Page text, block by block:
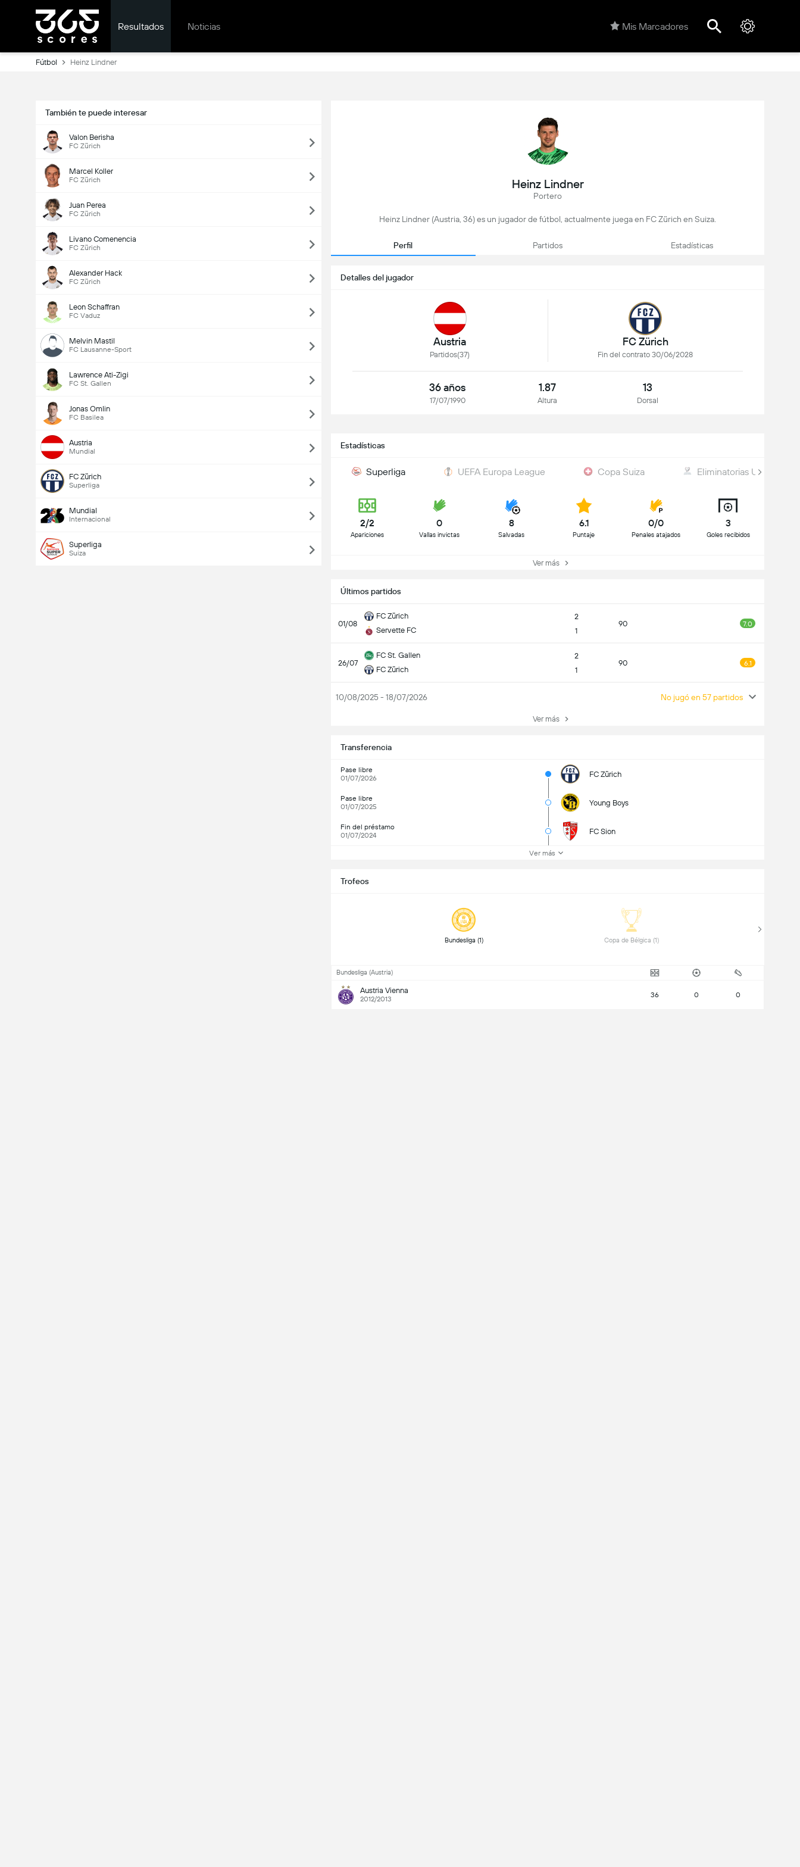
Resultados Noticias Mis Marcadores
Fútbol Heinz Lindner
También te puede interesar
Valon Berisha
FC Zürich
Marcel Koller
FC Zürich
Juan Perea
FC Zürich
Livano Comenencia
FC Zürich
Alexander Hack
FC Zürich
Leon Schaffran
FC Vaduz
Melvin Mastil
FC Lausanne-Sport
Lawrence Ati-Zigi
FC St. Gallen
Jonas Omlin
FC Basilea
Austria
Mundial
FC Zürich
Superliga
Mundial
Internacional
Superliga
Suiza
Heinz Lindner
Portero
Heinz Lindner (Austria, 36) es un jugador de fútbol, actualmente juega en FC Zürich en Suiza.
Perfil Partidos Estadísticas
Detalles del jugador
Austria
Partidos(37)
FC Zürich
Fin del contrato 30/06/2028
36 años
17/07/1990
1.87
Altura
13
Dorsal
Estadísticas
Superliga UEFA Europa League Copa Suiza Eliminatorias UEFA
2/2
Apariciones
0
Vallas invictas
8
Salvadas
6.1
Puntaje
0/0
Penales atajados
3
Goles recibidos
Ver más
Últimos partidos
01/08
FC Zürich
Servette FC
2
1
90 7.0
26/07
FC St. Gallen
FC Zürich
2
1
90 6.1
10/08/2025 - 18/07/2026 No jugó en 57 partidos
Ver más
Transferencia
Pase libre
01/07/2026
FC Zürich
Pase libre
01/07/2025
Young Boys
Fin del préstamo
01/07/2024
FC Sion
Ver más
Trofeos
Bundesliga (1) Copa de Bélgica (1)
Bundesliga (Austria)
Austria Vienna
2012/2013 36 0 0